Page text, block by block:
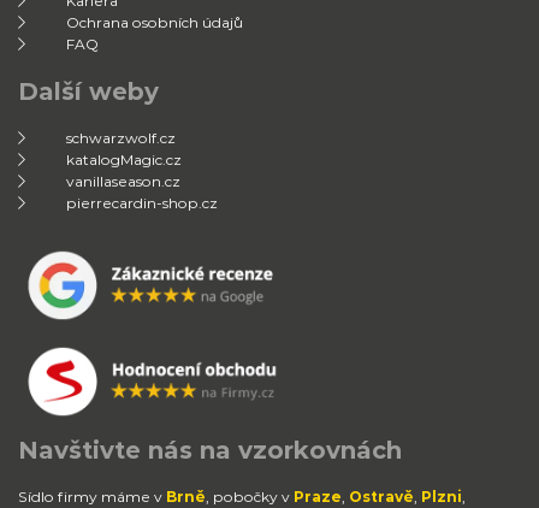
Ochrana osobních údajů
FAQ
Další weby
schwarzwolf.cz
katalogMagic.cz
vanillaseason.cz
pierrecardin-shop.cz
Navštivte nás na vzorkovnách
Sídlo firmy máme v Brně , pobočky v Praze Ostravě Plzni